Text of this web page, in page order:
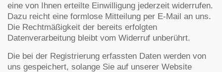
eine von Ihnen erteilte Einwilligung jederzeit widerrufen.
Dazu reicht eine formlose Mitteilung per E-Mail an uns.
Die Rechtmäßigkeit der bereits erfolgten
Datenverarbeitung bleibt vom Widerruf unberührt.
Die bei der Registrierung erfassten Daten werden von
uns gespeichert, solange Sie auf unserer Website